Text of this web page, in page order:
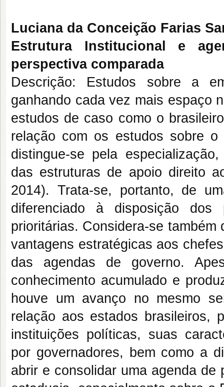
Luciana da Conceição Farias
Estrutura Institucional e
perspectiva comparada
Descrição: Estudos sobre a
ganhando cada vez mais espaço
estudos de caso como o
relação com os estudos sobre o
distingue-se pela
das estruturas de apoio direito
2014). Trata-se, portanto, de
diferenciado à disposição dos
prioritárias. Considera-se
vantagens estratégicas aos
das agendas de governo.
conhecimento acumulado e
houve um avanço no mesmo
relação aos estados brasileiros,
instituições políticas, suas
por governadores, bem como a
abrir e consolidar uma agenda